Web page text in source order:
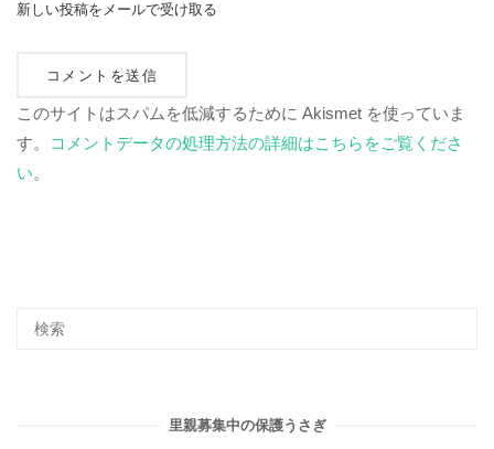
新しい投稿をメールで受け取る
このサイトはスパムを低減するために Akismet を使っていま
す。
コメントデータの処理方法の詳細はこちらをご覧くださ
い。
里親募集中の保護うさぎ